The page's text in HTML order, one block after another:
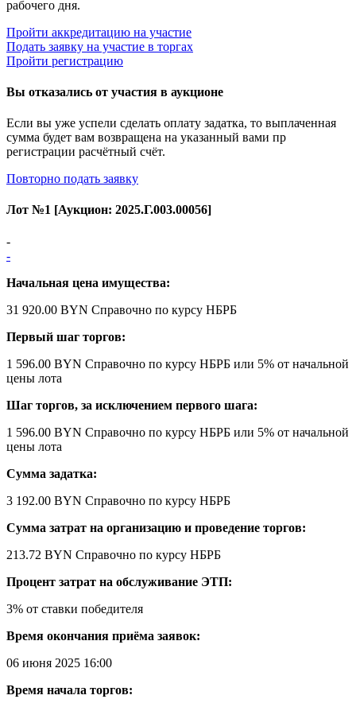
рабочего дня.
Пройти аккредитацию на участие
Подать заявку на участие в торгах
Пройти регистрацию
Вы отказались от участия в аукционе
Если вы уже успели сделать оплату задатка, то выплаченная
сумма будет вам возвращена на указанный вами пр
регистрации расчётный счёт.
Повторно подать заявку
Лот №1 [Аукцион: 2025.Г.003.00056]
-
-
Начальная цена имущества:
31 920.00 BYN Справочно по курсу НБРБ
Первый шаг торгов:
1 596.00 BYN Справочно по курсу НБРБ или 5% от начальной
цены лота
Шаг торгов, за исключением первого шага:
1 596.00 BYN Справочно по курсу НБРБ или 5% от начальной
цены лота
Сумма задатка:
3 192.00 BYN Справочно по курсу НБРБ
Сумма затрат на организацию и проведение торгов:
213.72 BYN Справочно по курсу НБРБ
Процент затрат на обслуживание ЭТП:
3% от ставки победителя
Время окончания приёма заявок:
06 июня 2025 16:00
Время начала торгов: